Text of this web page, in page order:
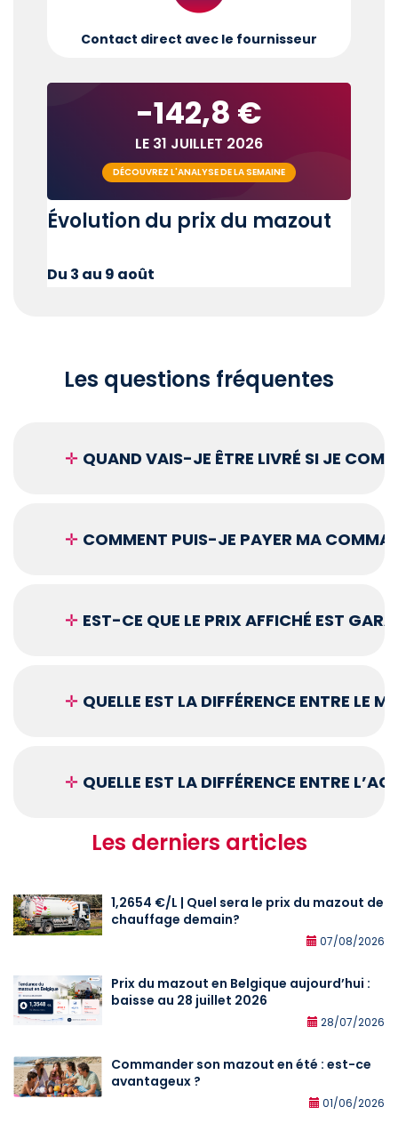
Contact direct avec le fournisseur
-142,8 €
LE 31 JUILLET 2026
DÉCOUVREZ L'ANALYSE DE LA SEMAINE
Évolution du prix du mazout
Du 3 au 9 août
Les questions fréquentes
✛ QUAND VAIS-JE ÊTRE LIVRÉ SI JE
✛ COMMENT PUIS-JE PAYER MA
✛ EST-CE QUE LE PRIX AFFICHÉ EST
✛ QUELLE EST LA DIFFÉRENCE ENTRE LE
✛ QUELLE EST LA DIFFÉRENCE ENTRE
Les derniers articles
1,2654 €/L | Quel sera le prix du mazout de
chauffage demain?
07/08/2026
Prix du mazout en Belgique aujourd’hui :
baisse au 28 juillet 2026
28/07/2026
Commander son mazout en été : est-ce
avantageux ?
01/06/2026